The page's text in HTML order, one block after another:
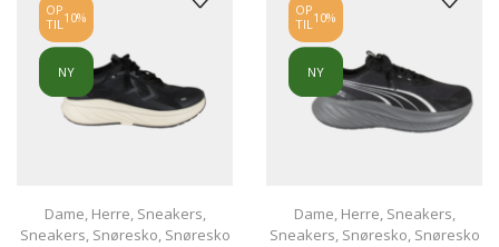
OP
TIL10%
NY
Dame, Herre, Sneakers,
Sneakers, Snøresko, Snøresko
OP
TIL10%
NY
Dame, Herre, Sneakers,
Sneakers, Snøresko, Snøresko